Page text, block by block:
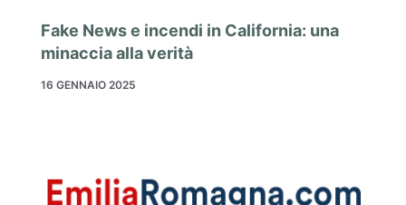
Fake News e incendi in California: una
minaccia alla verità
16 GENNAIO 2025